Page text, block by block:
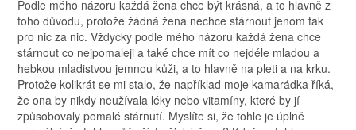
Podle mého názoru každá žena chce být krásná, a to hlavně z
toho důvodu, protože žádná žena nechce stárnout jenom tak
pro nic za nic. Vždycky podle mého názoru každá žena chce
stárnout co nejpomaleji a také chce mít co nejdéle mladou a
hebkou mladistvou jemnou kůži, a to hlavně na pleti a na krku.
Protože kolikrát se mi stalo, že například moje kamarádka říká,
že ona by nikdy neužívala léky nebo vitamíny, které by jí
způsobovaly pomalé stárnutí. Myslíte si, že tohle je úplně